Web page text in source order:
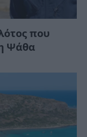
που
Ψάθα